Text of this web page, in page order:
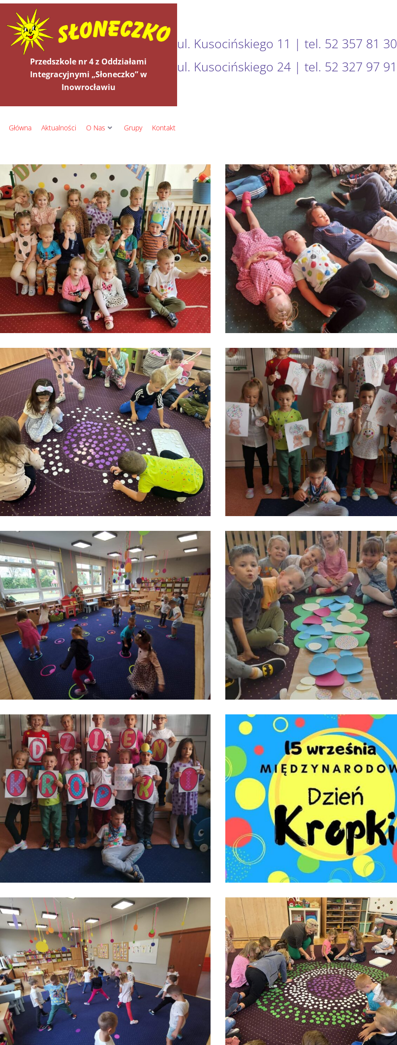
Przedszkole nr 4 z Oddziałami
Integracyjnymi „Słoneczko” w
Inowrocławiu
ul. Kusocińskiego 11 | tel. 52 357 81 30
ul. Kusocińskiego 24 | tel. 52 327 97 91
Główna Aktualności O Nas Grupy Kontakt